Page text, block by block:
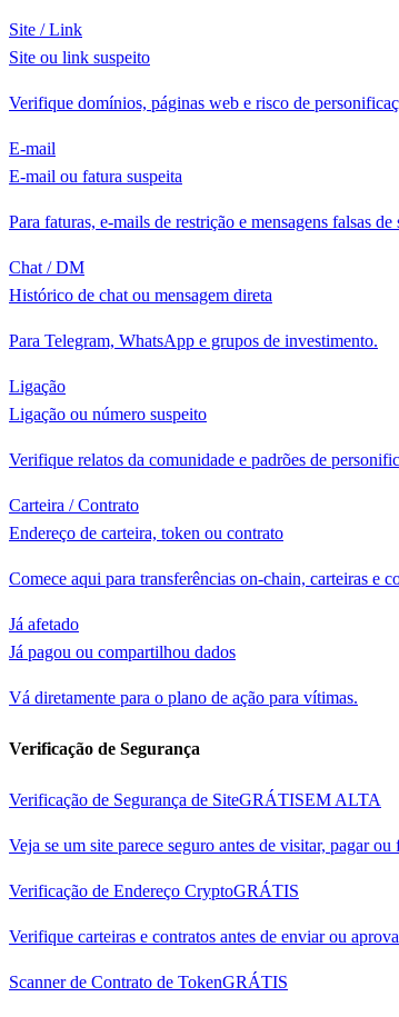
Site / Link
Site ou link suspeito
Verifique domínios, páginas web e risco de
E-mail
E-mail ou fatura suspeita
Para faturas, e-mails de restrição e mensagens falsas de
Chat / DM
Histórico de chat ou mensagem direta
Para Telegram, WhatsApp e grupos de investimento.
Ligação
Ligação ou número suspeito
Verifique relatos da comunidade e padrões de
Carteira / Contrato
Endereço de carteira, token ou contrato
Comece aqui para transferências on-chain, carteiras e
Já afetado
Já pagou ou compartilhou dados
Vá diretamente para o plano de ação para vítimas.
Verificação de Segurança
Verificação de Segurança de SiteGRÁTISEM ALTA
Veja se um site parece seguro antes de visitar, pagar ou
Verificação de Endereço CryptoGRÁTIS
Verifique carteiras e contratos antes de enviar ou
Scanner de Contrato de TokenGRÁTIS